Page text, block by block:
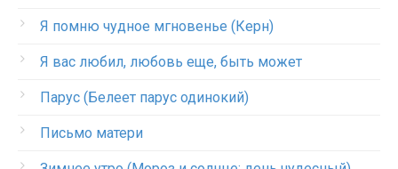
Я помню чудное мгновенье (Керн)
Я вас любил, любовь еще, быть может
Парус (Белеет парус одинокий)
Письмо матери